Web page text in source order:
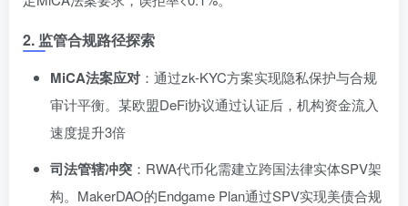
2. 监管合规路径探索
MiCA法案应对 ：通过zk-KYC方案实现隐私保护与合规
审计平衡。某欧盟DeFi协议通过认证后，机构资金流入
速度提升3倍
司法管辖冲突 ：RWA代币化需建立跨国法律实体SPV架
构。MakerDAO的Endgame Plan通过SPV实现美债合规